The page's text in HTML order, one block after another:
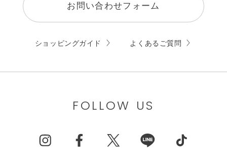
お問い合わせフォーム
ショッピングガイド よくあるご質問
FOLLOW US